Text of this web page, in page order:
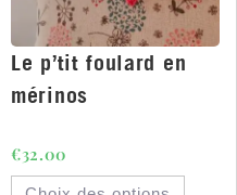
Le p’tit foulard en
mérinos
€32.00